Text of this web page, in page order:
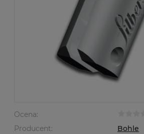
Ocena:
Producent:
Bohle